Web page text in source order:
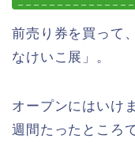
前売り券を買って
なけいこ展」。
オープンにはいけ
週間たったところ